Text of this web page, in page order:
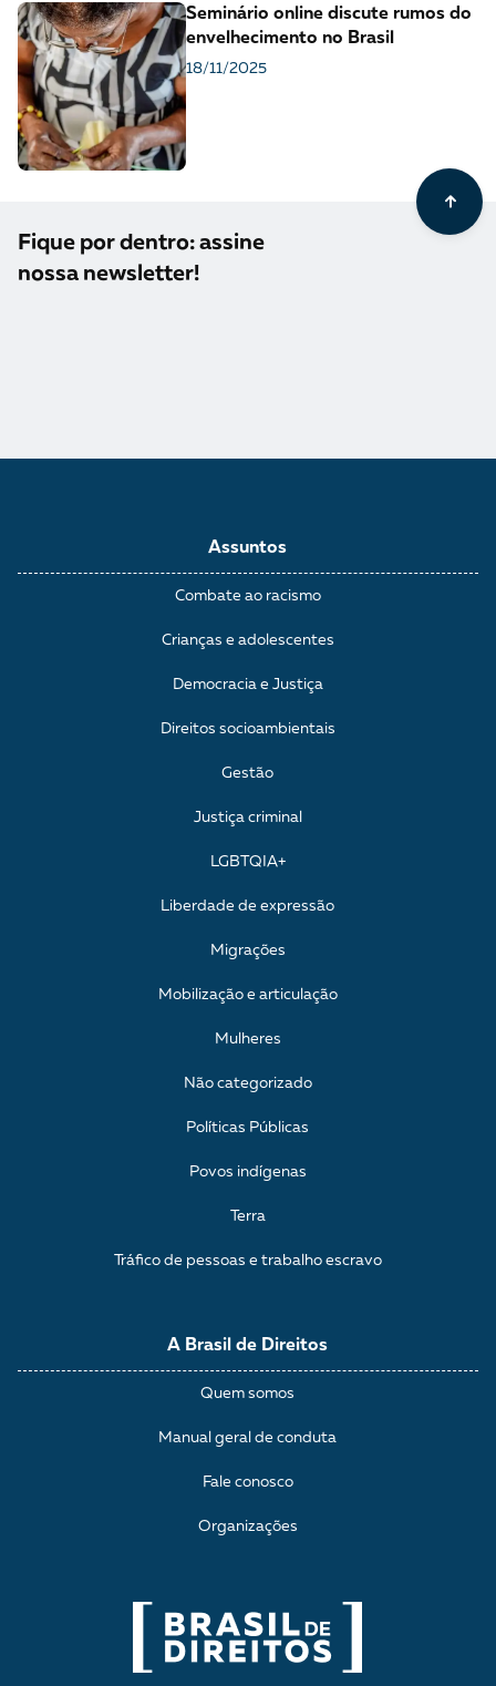
Seminário online discute rumos do
envelhecimento no Brasil
18/11/2025
Fique por dentro: assine
nossa newsletter!
A Brasil de Direitos
Quem somos
Manual geral de conduta
Fale conosco
Organizações
Assuntos
Combate ao racismo
Crianças e adolescentes
Democracia e Justiça
Direitos socioambientais
Gestão
Justiça criminal
LGBTQIA+
Liberdade de expressão
Migrações
Mobilização e articulação
Mulheres
Não categorizado
Políticas Públicas
Povos indígenas
Terra
Tráfico de pessoas e trabalho escravo